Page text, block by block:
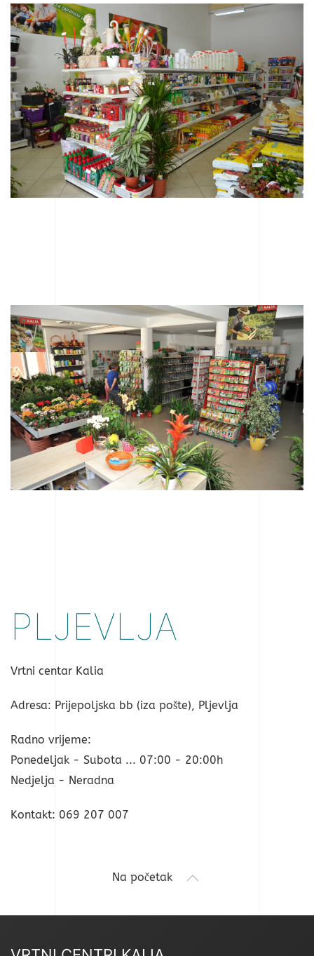
PLJEVLJA
Vrtni centar Kalia
Adresa: Prijepoljska bb (iza pošte), Pljevlja
Radno vrijeme:
Ponedeljak - Subota ... 07:00 - 20:00h
Nedjelja - Neradna
Kontakt: 069 207 007
Na početak